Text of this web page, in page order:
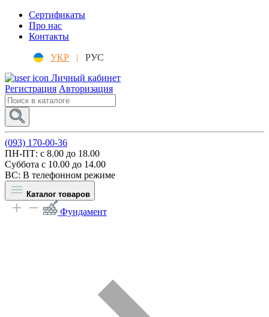
Сертификаты
Про нас
Контакты
УКР |
РУС
Личный кабинет
Регистрация Авторизация
(093) 170-00-36
ПН-ПТ: c 8.00 до 18.00
Суббота с 10.00 до 14.00
ВС: В телефонном режиме
Каталог товаров
Фундамент